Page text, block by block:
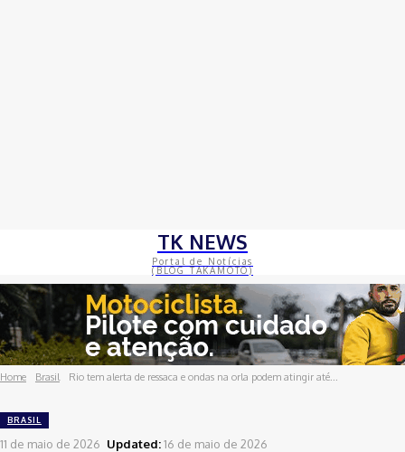
TK NEWS
Portal de Notícias
(BLOG TAKAMOTO)
Home Brasil Rio tem alerta de ressaca e ondas na orla podem atingir até...
BRASIL
11 de maio de 2026 Updated:16 de maio de 2026